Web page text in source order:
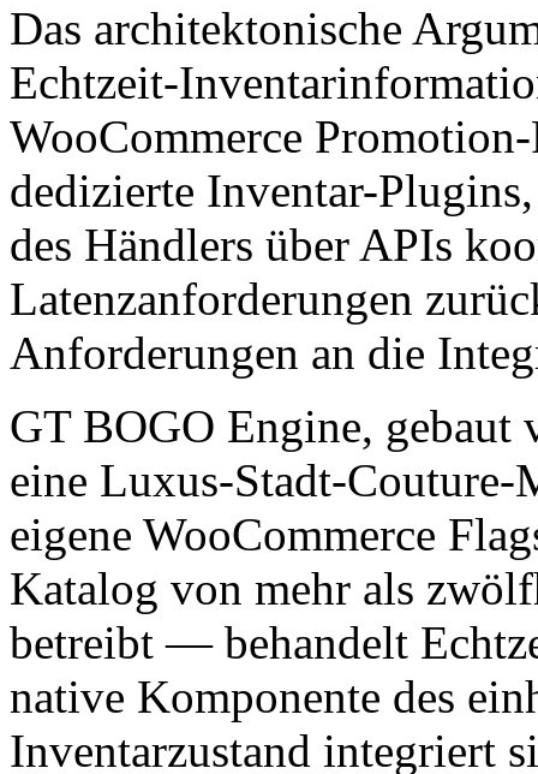
Das architektonische
Echtzeit-
WooCommerce
dedizierte Inventar-
des Händlers über APIs
Latenzanforderungen
Anforderungen an die
GT BOGO Engine,
eine Luxus-Stadt-Couture-
eigene WooCommerce
Katalog von mehr als
betreibt — behandelt
native Komponente des
Inventarzustand integriert